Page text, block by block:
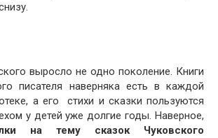
выросло не одно поколение. Книги
писателя наверняка есть в каждой
а его стихи и сказки пользуются
у детей уже долгие годы. Наверное,
на тему сказок Чуковского